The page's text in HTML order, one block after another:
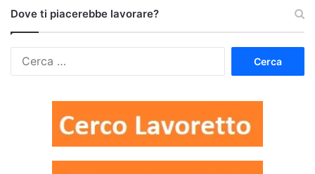
Dove ti piacerebbe lavorare?